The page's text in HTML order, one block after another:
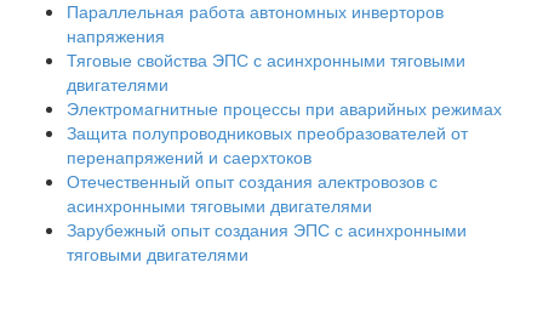
Параллельная работа автономных инверторов
напряжения
Тяговые свойства ЭПС с асинхронными тяговыми
двигателями
Электромагнитные процессы при аварийных режимах
Защита полупроводниковых преобразователей от
перенапряжений и саерхтоков
Отечественный опыт создания алектровозов с
асинхронными тяговыми двигателями
Зарубежный опыт создания ЭПС с асинхронными
тяговыми двигателями